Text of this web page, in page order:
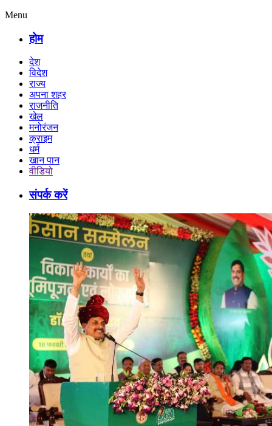
Menu
होम
देश
विदेश
राज्य
अपना शहर
राजनीति
खेल
मनोरंजन
क्राइम
धर्म
खान पान
वीडियो
संपर्क करें